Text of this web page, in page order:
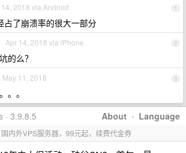
1
14, 2018 via Android
占了崩溃率的很大一部分
2
Apr 14, 2018 via iPhone
的么？
3
May 11, 2018
。。
About · Language
· 3.9.8.5
内外VPS服务器，99元起，续费代金券